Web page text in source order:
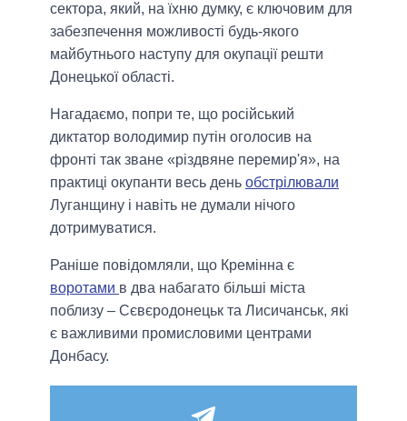
сектора, який, на їхню думку, є ключовим для
забезпечення можливості будь-якого
майбутнього наступу для окупації решти
Донецької області.
Нагадаємо, попри те, що російський
диктатор володимир путін оголосив на
фронті так зване «різдвяне перемир'я», на
практиці окупанти весь день обстрілювали
Луганщину і навіть не думали нічого
дотримуватися.
Раніше повідомляли, що Кремінна є
воротами в два набагато більші міста
поблизу – Сєвєродонецьк та Лисичанськ, які
є важливими промисловими центрами
Донбасу.